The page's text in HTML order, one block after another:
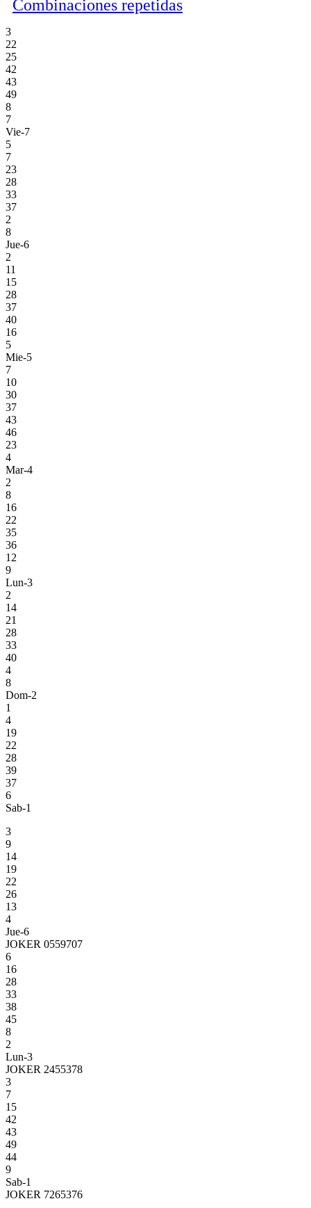
Combinaciones repetidas
3
22
25
42
43
49
8
7
Vie-7
5
7
23
28
33
37
2
8
Jue-6
2
11
15
28
37
40
16
5
Mie-5
7
10
30
37
43
46
23
4
Mar-4
2
8
16
22
35
36
12
9
Lun-3
2
14
21
28
33
40
4
8
Dom-2
1
4
19
22
28
39
37
6
Sab-1
3
9
14
19
22
26
13
4
Jue-6
JOKER 0559707
6
16
28
33
38
45
8
2
Lun-3
JOKER 2455378
3
7
15
42
43
49
44
9
Sab-1
JOKER 7265376